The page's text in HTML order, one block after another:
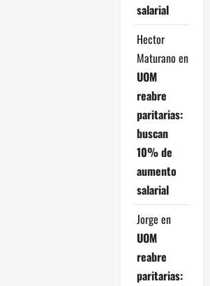
salarial
Hector
Maturano en
UOM
reabre
paritarias:
buscan
10% de
aumento
salarial
Jorge en
UOM
reabre
paritarias: